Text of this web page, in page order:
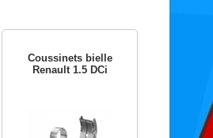
Coussinets bielle
Renault 1.5 DCi